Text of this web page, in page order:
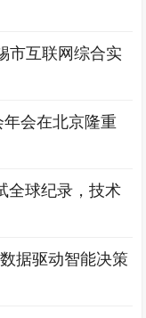
市互联网综合实
会在北京隆重
全球纪录，技术
据驱动智能决策